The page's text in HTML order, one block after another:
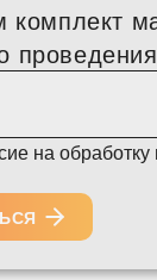
комплект
на